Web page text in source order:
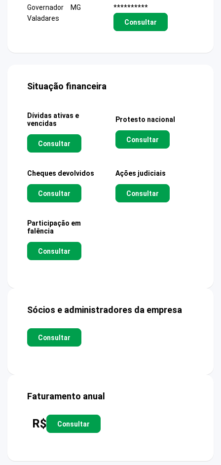
Governador
Valadares
MG
**********
Consultar
Situação financeira
Dívidas ativas e
vencidas
Consultar
Protesto nacional
Consultar
Cheques devolvidos
Consultar
Ações judiciais
Consultar
Participação em
falência
Consultar
Sócios e administradores da empresa
Consultar
Faturamento anual
R$ Consultar